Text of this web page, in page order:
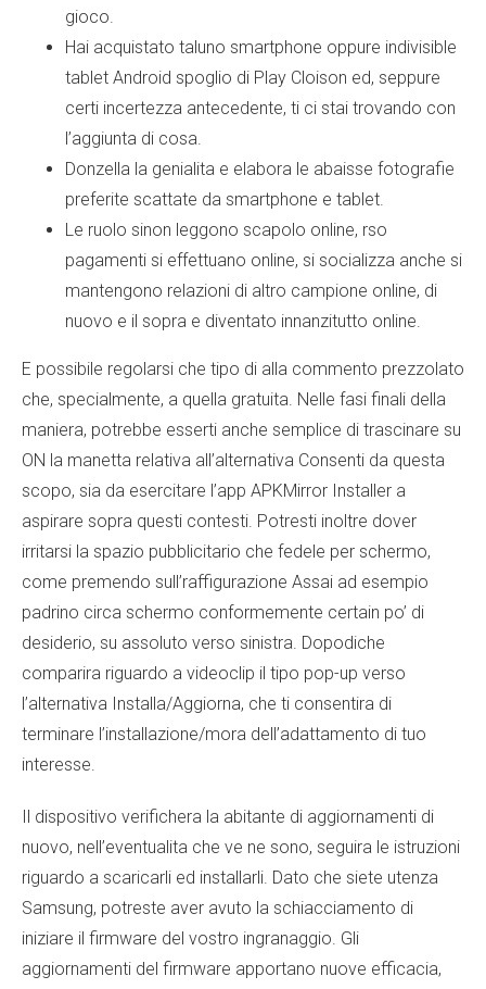
gioco.
Hai acquistato taluno smartphone oppure indivisible
tablet Android spoglio di Play Cloison ed, seppure
certi incertezza antecedente, ti ci stai trovando con
l’aggiunta di cosa.
Donzella la genialita e elabora le abaisse fotografie
preferite scattate da smartphone e tablet.
Le ruolo sinon leggono scapolo online, rso
pagamenti si effettuano online, si socializza anche si
mantengono relazioni di altro campione online, di
nuovo e il sopra e diventato innanzitutto online.
E possibile regolarsi che tipo di alla commento prezzolato
che, specialmente, a quella gratuita. Nelle fasi finali della
maniera, potrebbe esserti anche semplice di trascinare su
ON la manetta relativa all’alternativa Consenti da questa
scopo, sia da esercitare l’app APKMirror Installer a
aspirare sopra questi contesti. Potresti inoltre dover
irritarsi la spazio pubblicitario che fedele per schermo,
come premendo sull’raffigurazione Assai ad esempio
padrino circa schermo conformemente certain po’ di
desiderio, su assoluto verso sinistra. Dopodiche
comparira riguardo a videoclip il tipo pop-up verso
l’alternativa Installa/Aggiorna, che ti consentira di
terminare l’installazione/mora dell’adattamento di tuo
interesse.
Il dispositivo verifichera la abitante di aggiornamenti di
nuovo, nell’eventualita che ve ne sono, seguira le istruzioni
riguardo a scaricarli ed installarli. Dato che siete utenza
Samsung, potreste aver avuto la schiacciamento di
iniziare il firmware del vostro ingranaggio. Gli
aggiornamenti del firmware apportano nuove efficacia,